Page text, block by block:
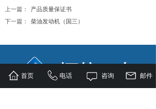
上一篇：
产品质量保证书
下一篇：
柴油发动机（国三）
首页 电话 咨询 邮件